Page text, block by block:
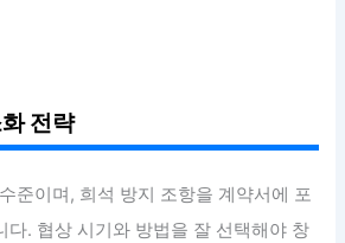
전략
수준이며, 희석 방지 조항을 계약서에 포
다. 협상 시기와 방법을 잘 선택해야 창